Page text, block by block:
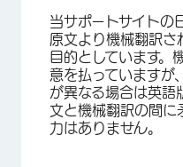
当サポートサイトの
原文より機械翻訳さ
目的としています。
意を払っていますが
が異なる場合は英語
文と機械翻訳の間に
力はありません。